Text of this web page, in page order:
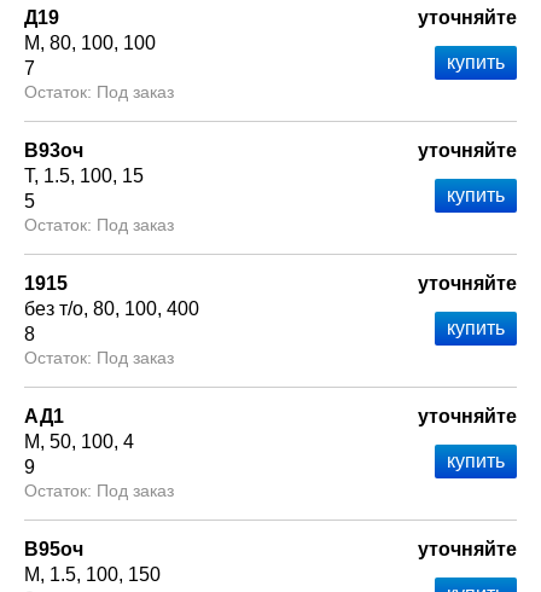
Д19
М 80 100 100
7
Под заказ
уточняйте
В93оч
Т 1.5 100 15
5
Под заказ
уточняйте
1915
без т/о 80 100 400
8
Под заказ
уточняйте
АД1
М 50 100 4
9
Под заказ
уточняйте
В95оч
М
1.5 100 150
уточняйте